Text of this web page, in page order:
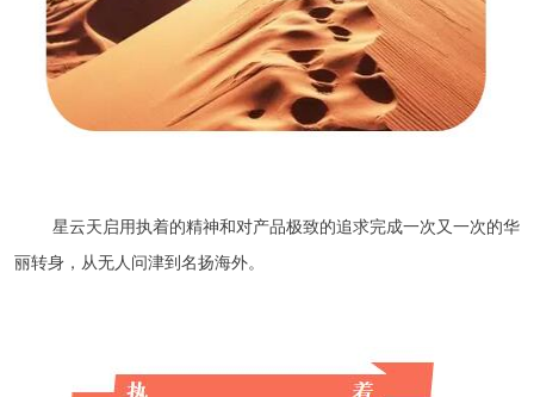
星云天启用执着的精神和对产品极致的追求完成一次又一次的华
丽转身， 从无人问津到名扬海外。